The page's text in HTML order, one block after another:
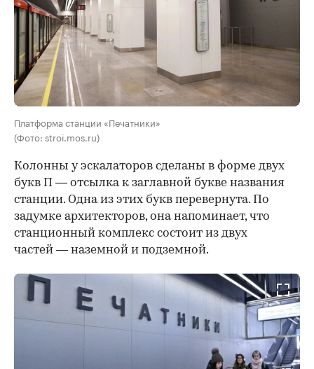
Платформа станции «Печатники»
(Фото: stroi.mos.ru)
Колонны у эскалаторов сделаны в форме двух
букв П — отсылка к заглавной букве названия
станции. Одна из этих букв перевернута. По
задумке архитекторов, она напоминает, что
станционный комплекс состоит из двух
частей — наземной и подземной.